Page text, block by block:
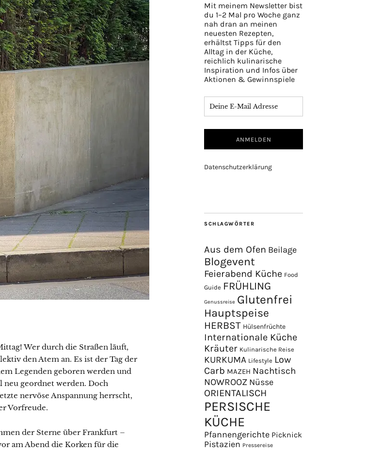
Wer durch die Straßen läuft,
den Atem an. Es ist der Tag der
Legenden geboren werden und
geordnet werden. Doch
nervöse Anspannung herrscht,
Vorfreude.
der Sterne über Frankfurt –
am Abend die Korken für die
Mit meinem Newsletter bist
du 1–2 Mal pro Woche ganz
nah dran an meinen
neuesten Rezepten,
erhältst Tipps für den
Alltag in der Küche,
reichlich kulinarische
Inspiration und Infos über
Aktionen & Gewinnspiele
Datenschutzerklärung
SCHLAGWÖRTER
Aus dem Ofen Beilage
Blogevent
Feierabend Küche Food
Guide FRÜHLING
Genussreise Glutenfrei
Hauptspeise
HERBST Hülsenfrüchte
Internationale Küche
Kräuter Kulinarische Reise
KURKUMA Lifestyle Low
Carb MAZEH Nachtisch
NOWROOZ Nüsse
ORIENTALISCH
PERSISCHE
KÜCHE
Pfannengerichte Picknick
Pistazien Pressereise
in deinem Postfach?